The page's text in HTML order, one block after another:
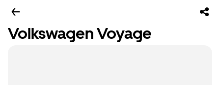
Volkswagen Voyage